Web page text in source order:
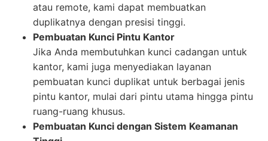
atau remote, kami dapat membuatkan
duplikatnya dengan presisi tinggi.
Pembuatan Kunci Pintu Kantor
Jika Anda membutuhkan kunci cadangan untuk
kantor, kami juga menyediakan layanan
pembuatan kunci duplikat untuk berbagai jenis
pintu kantor, mulai dari pintu utama hingga pintu
ruang-ruang khusus.
Pembuatan Kunci dengan Sistem Keamanan